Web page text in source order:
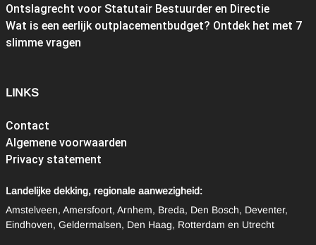
Ontslagrecht voor Statutair Bestuurder en Directie
Wat is een eerlijk outplacementbudget? Ontdek het met 7
slimme vragen
LINKS
Contact
Algemene voorwaarden
Privacy statement
Landelijke dekking, regionale aanwezigheid:
Amstelveen, Amersfoort, Arnhem, Breda, Den Bosch, Deventer,
Eindhoven, Geldermalsen, Den Haag, Rotterdam en Utrecht